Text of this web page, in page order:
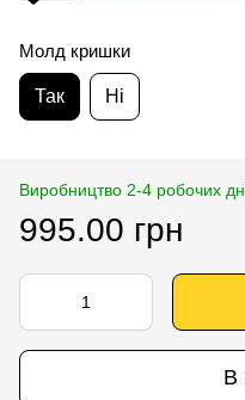
Молд кришки
Так Ні
Виробництво 2-4 робочих
995.00 грн
В